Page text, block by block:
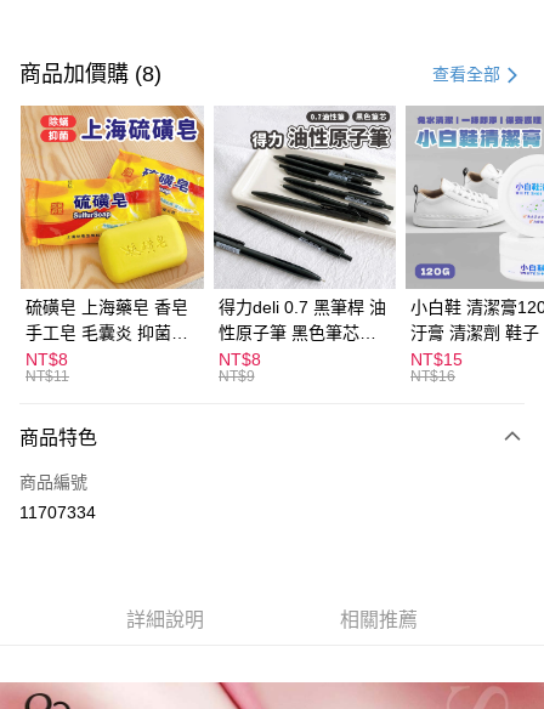
信用卡一次付款
超商取貨付款
LINE Pay
Apple Pay
街口支付
悠遊付
ATM付款
全家取貨付款
每筆NT$60，滿NT$599(含以上)免運費
付款後全家取貨
每筆NT$60，滿NT$599(含以上)免運費
商品加價購 (8) 查看全部
硫磺皂 上海藥皂 香皂
手工皂 毛囊炎 抑菌除
蟎 清潔護膚 去油去痘
寵物皮膚病 狗狗貓咪
NT$8
NT$11
得力deli 0.7 黑筆桿 油
性原子筆 黑色筆芯
S304
NT$8
NT$9
小白鞋 清潔膏
汙膏 清潔劑 鞋子
漬 白皮鞋 鞋油
NT$15
NT$16
商品特色
商品編號
11707334
詳細說明 相關推薦